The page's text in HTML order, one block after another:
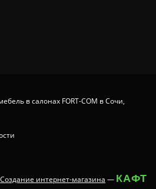
в салонах FORT-COM в Сочи,
Создание интернет-магазина — КАФТ